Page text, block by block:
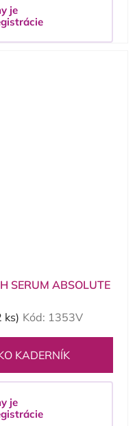
je
SERUM ABSOLUTE
ks) Kód: 1353V
KADERNÍK
je